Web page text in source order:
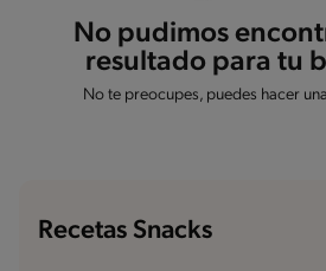
No pudimos
resultado para tu
No te preocupes, puedes hacer
Recetas Snacks